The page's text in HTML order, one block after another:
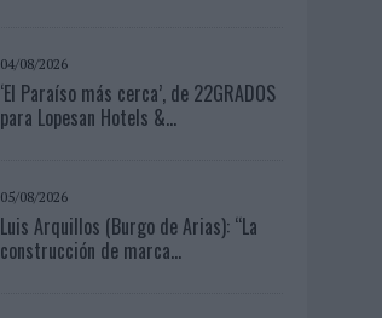
04/08/2026
‘El Paraíso más cerca’, de 22GRADOS
para Lopesan Hotels &...
05/08/2026
Luis Arquillos (Burgo de Arias): “La
construcción de marca...